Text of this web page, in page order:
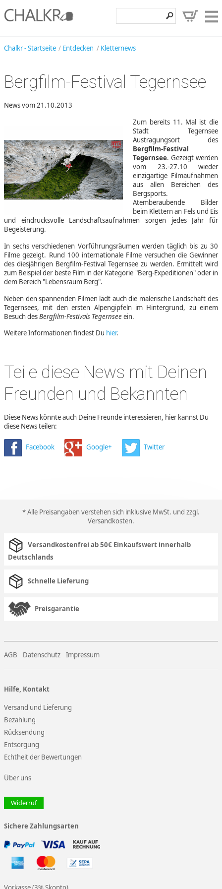
Entdecken
Hilfe, Kontakt
Kundenbereich
Wunschzettel
Chalkr - Startseite Entdecken Kletternews
Bergfilm-Festival Tegernsee
News vom 21.10.2013
Zum bereits 11. Mal ist die
Stadt Tegernsee
Austragungsort des
Bergfilm-Festival
Tegernsee. Gezeigt werden
vom 23.-27.10 wieder
einzigartige Filmaufnahmen
aus allen Bereichen des
Bergsports.
Atemberaubende Bilder
beim Klettern an Fels und Eis
und eindrucksvolle Landschaftsaufnahmen sorgen jedes Jahr für
Begeisterung.
In sechs verschiedenen Vorführungsräumen werden täglich bis zu 30
Filme gezeigt. Rund 100 internationale Filme versuchen die Gewinner
des diesjährigen Bergfilm-Festival Tegernsee zu werden. Ermittelt wird
zum Beispiel der beste Film in der Kategorie "Berg-Expeditionen" oder in
dem Bereich "Lebensraum Berg".
Neben den spannenden Filmen lädt auch die malerische Landschaft des
Tegernsees, mit den ersten Alpengipfeln im Hintergrund, zu einem
Besuch desBergfilm-Festivals Tegernseeein.
Weitere Informationen findest Du hier.
Teile diese News mit Deinen
Freunden und Bekannten
Diese News könnte auch Deine Freunde interessieren, hier kannst Du
diese News teilen:
Facebook Google+ Twitter
* Alle Preisangaben verstehen sich inklusive MwSt. und zzgl.
Versandkosten.
Versandkostenfrei ab 50€ Einkaufswert innerhalb
Deutschlands
Schnelle Lieferung
Preisgarantie
AGB Datenschutz Impressum
Hilfe, Kontakt
Versand und Lieferung
Bezahlung
Rücksendung
Entsorgung
Echtheit der Bewertungen
Über uns
Widerruf
Sichere Zahlungsarten